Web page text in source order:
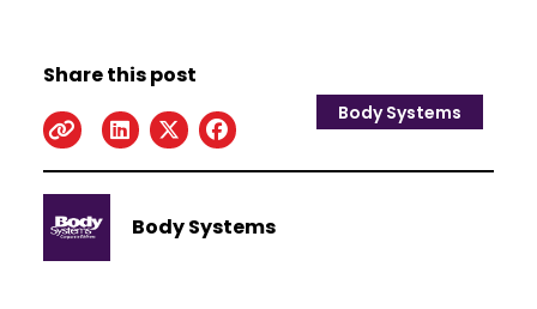
Share this post
Body Systems
Body Systems